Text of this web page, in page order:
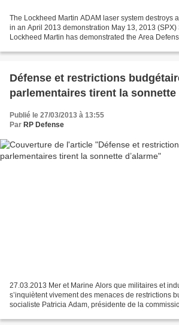
The Lockheed Martin ADAM laser system destroys
in an April 2013 demonstration May 13, 2013 (SPX)
Lockheed Martin has demonstrated the Area
Défense et restrictions
parlementaires tirent la sonnette
Publié le 27/03/2013 à 13:55
Par RP Defense
27.03.2013 Mer et Marine Alors que militaires et
s’inquiètent vivement des menaces de restrictions
socialiste Patricia Adam, présidente de la